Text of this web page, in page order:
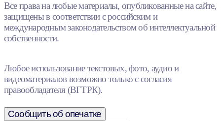
Все права на любые материалы, опубликованные на сайте,
защищены в соответствии с российским и
международным законодательством об интеллектуальной
собственности.
Любое использование текстовых, фото, аудио и
видеоматериалов возможно только с согласия
правообладателя (ВГТРК).
Сообщить об опечатке